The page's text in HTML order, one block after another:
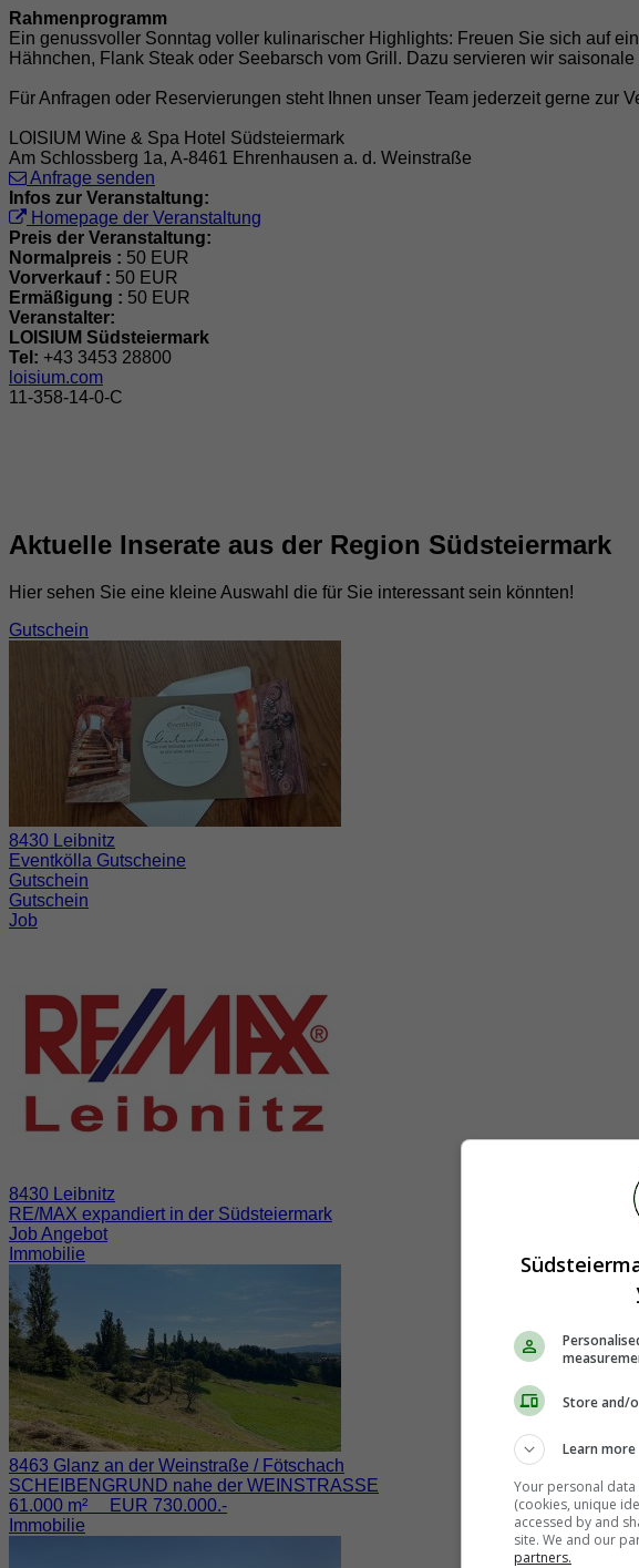
Rahmenprogramm
Ein genussvoller Sonntag voller kulinarischer Highlights: Freuen Sie sich auf
Hähnchen, Flank Steak oder Seebarsch vom Grill. Dazu servieren wir
Für Anfragen oder Reservierungen steht Ihnen unser Team jederzeit gerne zur
LOISIUM Wine & Spa Hotel Südsteiermark
Am Schlossberg 1a, A-8461 Ehrenhausen a. d. Weinstraße
Anfrage senden
Infos zur Veranstaltung:
Homepage der Veranstaltung
Preis der Veranstaltung:
Normalpreis : 50 EUR
Vorverkauf : 50 EUR
Ermäßigung : 50 EUR
Veranstalter:
LOISIUM Südsteiermark
Tel: +43 3453 28800
loisium.com
11-358-14-0-C
Aktuelle Inserate aus der Region Südsteiermark
Hier sehen Sie eine kleine Auswahl die für Sie interessant sein könnten!
Gutschein
8430 Leibnitz
Eventkölla Gutscheine
Gutschein
Gutschein
Job
8430 Leibnitz
RE/MAX expandiert in der Südsteiermark
Job Angebot
Immobilie
8463 Glanz an der Weinstraße / Fötschach
SCHEIBENGRUND nahe der WEINSTRASSE
61.000 m² EUR 730.000.-
Immobilie
Store and/
Learn more
Your personal
(cookies, unique
accessed by and
site. We and our
partners.